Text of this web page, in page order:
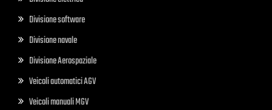
Divisione software
Divisione navale
Divisione Aerospaziale
Veicoli automatici AGV
Veicoli manuali MGV